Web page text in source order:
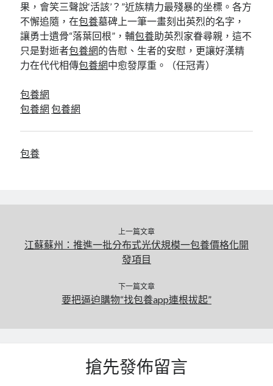
果，會笑三聲說‘活該’？”近族精力最殘暴的坐標。各方
不懈追隨，在包養墓碑上一筆一畫刻出英烈的名字，
讓勇士遺骨“落葉回根”，輔包養助英烈家眷尋親，這不
只是對逝者包養網的告慰、生者的安慰，更讓好漢精
力在代代相傳包養網中愈發厚重。（任冠青）
包養網
包養網 包養網
包養
上一篇文章
江蘇蘇州：推進一批分布式光伏規模一包養價格化開
發項目
下一篇文章
要把逼迫購物“找包養app連根拔起”
搶先發佈留言